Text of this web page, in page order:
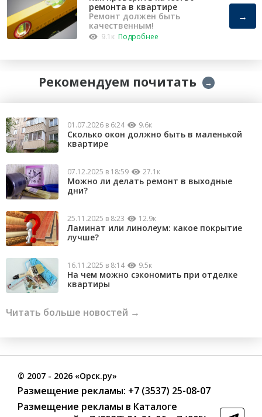
ремонта в квартире
Ремонт должен быть
качественным!
9.1к Подробнее
→
Рекомендуем почитать →
01.07.2026 в 6:24 9.6к
Сколько окон должно быть в маленькой
квартире
07.12.2025 в 18:59 27.1к
Можно ли делать ремонт в выходные
дни?
25.11.2025 в 8:23 12.9к
Ламинат или линолеум: какое покрытие
лучше?
16.11.2025 в 8:14 9.5к
На чем можно сэкономить при отделке
квартиры
Читать больше новостей →
© 2007 - 2026 «Орск.ру»
Размещение рекламы: +7 (3537) 25-08-07
Размещение рекламы в Каталоге